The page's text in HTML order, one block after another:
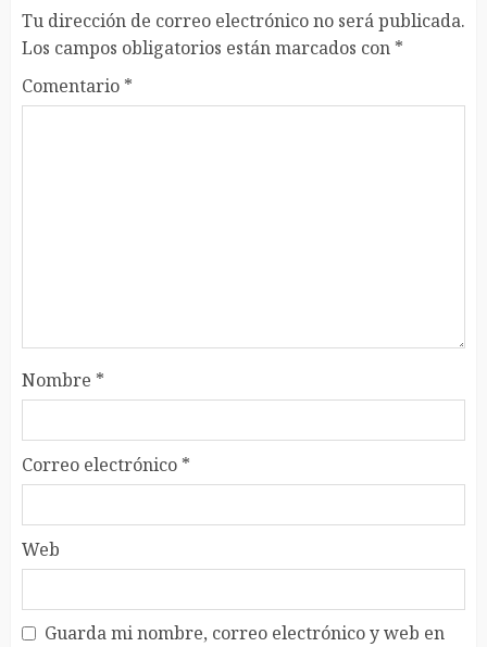
Tu dirección de correo electrónico no será publicada.
Los campos obligatorios están marcados con *
Comentario *
Nombre *
Correo electrónico *
Web
Guarda mi nombre, correo electrónico y web en